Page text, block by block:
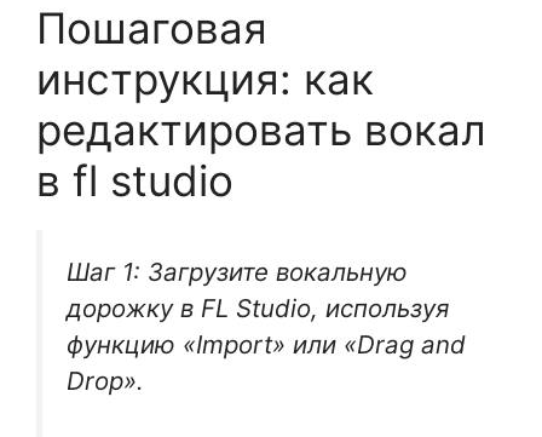
Пошаговая
инструкция: как
редактировать вокал
в fl studio
Шаг 1: Загрузите вокальную
дорожку в FL Studio, используя
функцию «Import» или «Drag and
Drop».